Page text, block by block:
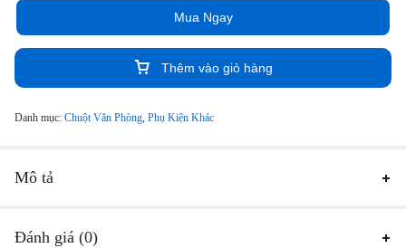
Thêm vào giỏ hàng
Mua Ngay
Danh mục: Chuột Văn Phòng, Phụ Kiện Khác
Mô tả
Đánh giá (0)